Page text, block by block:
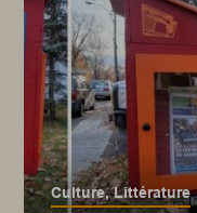
Culture,Littérature